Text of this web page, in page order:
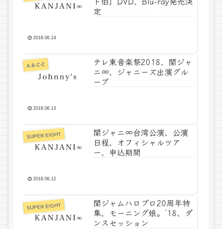
定
2018.06.14
A.B.C-Z
テレ東音楽祭2018、関ジャ
ニ∞、ジャニーズ出演グル
ープ
2018.06.13
SUPER EIGHT
関ジャニ∞台湾公演、公演
日程、オフィシャルツア
ー、申込期間
2018.06.12
SUPER EIGHT
関ジャムハロプロ20周年特
集、モーニング娘。’18、ダ
ンスセッション